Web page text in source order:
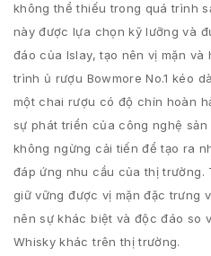
không thể thiếu trong quá trình
này được lựa chọn kỹ lưỡng và
đáo của Islay, tạo nên vị mặn và
trình ủ rượu Bowmore No.1 kéo
một chai rượu có độ chín hoàn
sự phát triển của công nghệ sản
không ngừng cải tiến để tạo ra
đáp ứng nhu cầu của thị trường.
giữ vững được vị mặn đặc trưng
nên sự khác biệt và độc đáo so
Whisky khác trên thị trường.